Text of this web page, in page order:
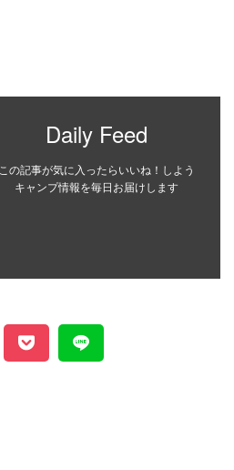
Daily Feed
この記事が気に入ったらいいね！しよう
キャンプ情報を毎日お届けします